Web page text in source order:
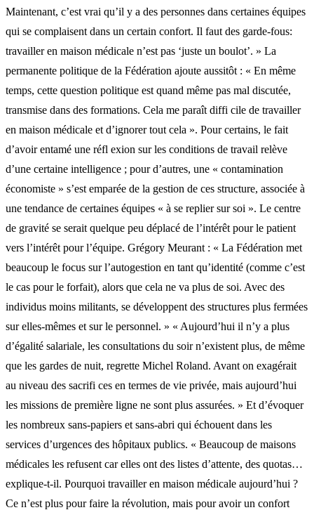
Maintenant, c’est vrai qu’il y a des personnes dans certaines équipes
qui se complaisent dans un certain confort. Il faut des garde-fous:
travailler en maison médicale n’est pas ‘juste un boulot’. » La
permanente politique de la Fédération ajoute aussitôt : « En même
temps, cette question politique est quand même pas mal discutée,
transmise dans des formations. Cela me paraît diffi cile de travailler
en maison médicale et d’ignorer tout cela ». Pour certains, le fait
d’avoir entamé une réfl exion sur les conditions de travail relève
d’une certaine intelligence ; pour d’autres, une « contamination
économiste » s’est emparée de la gestion de ces structure, associée à
une tendance de certaines équipes « à se replier sur soi ». Le centre
de gravité se serait quelque peu déplacé de l’intérêt pour le patient
vers l’intérêt pour l’équipe. Grégory Meurant : « La Fédération met
beaucoup le focus sur l’autogestion en tant qu’identité (comme c’est
le cas pour le forfait), alors que cela ne va plus de soi. Avec des
individus moins militants, se développent des structures plus fermées
sur elles-mêmes et sur le personnel. » « Aujourd’hui il n’y a plus
d’égalité salariale, les consultations du soir n’existent plus, de même
que les gardes de nuit, regrette Michel Roland. Avant on exagérait
au niveau des sacrifi ces en termes de vie privée, mais aujourd’hui
les missions de première ligne ne sont plus assurées. » Et d’évoquer
les nombreux sans-papiers et sans-abri qui échouent dans les
services d’urgences des hôpitaux publics. « Beaucoup de maisons
médicales les refusent car elles ont des listes d’attente, des quotas…
explique-t-il. Pourquoi travailler en maison médicale aujourd’hui ?
Ce n’est plus pour faire la révolution, mais pour avoir un confort